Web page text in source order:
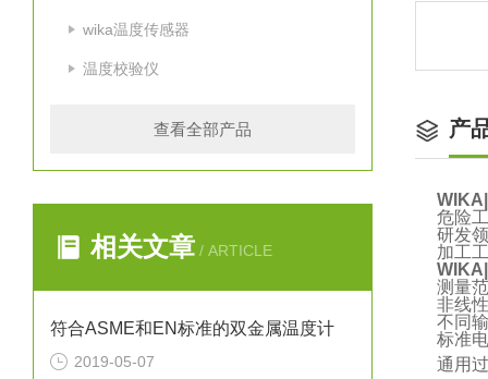
wika温度传感器
温度校验仪
查看全部产品
相关文章 / ARTICLE
符合ASME和EN标准的双金属温度计
2019-05-07
产
危险
研发
加工
测量
非线
不同
标准
通用